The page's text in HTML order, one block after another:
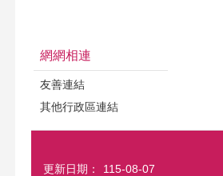
網網相連
友善連結
其他行政區連結
更新日期：
115-08-07